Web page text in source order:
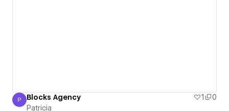
Patricia
P Blocks Agency 1
0
Patricia